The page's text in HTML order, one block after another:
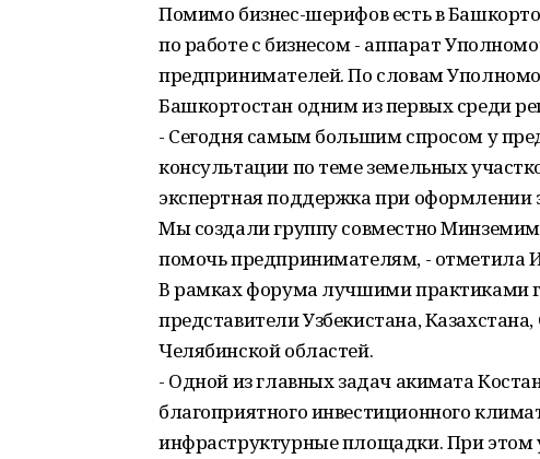
Помимо бизнес-шерифов есть в
по работе с бизнесом - аппарат
предпринимателей. По словам
Башкортостан одним из первых среди
- Сегодня самым большим спросом у
консультации по теме земельных
экспертная поддержка при
Мы создали группу совместно
помочь предпринимателям, - отметила
В рамках форума лучшими практиками
представители Узбекистана,
Челябинской областей.
- Одной из главных задач акимата
благоприятного инвестиционного
инфраструктурные площадки. При